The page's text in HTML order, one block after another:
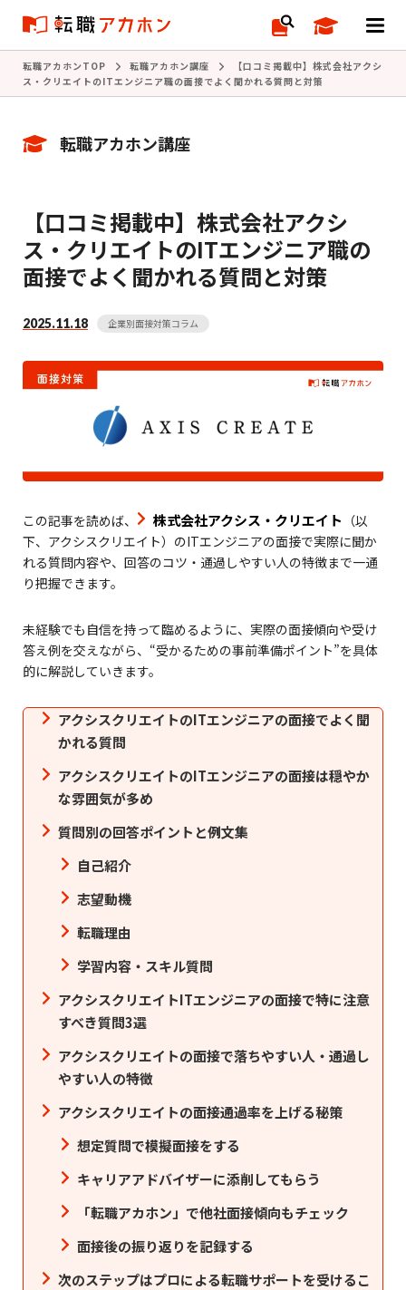
転職アカホンTOP 転職アカホン講座
【口コミ掲載中】株式会社アクシ
ス・クリエイトのITエンジニア職の面接でよく聞かれる質問と対策
転職アカホン講座
【口コミ掲載中】株式会社アクシ
ス・クリエイトのITエンジニア職の
面接でよく聞かれる質問と対策
2025.11.18 企業別面接対策コラム
この記事を読めば、 株式会社アクシス・クリエイト （以
下、アクシスクリエイト）のITエンジニアの面接で実際に聞か
れる質問内容や、回答のコツ・通過しやすい人の特徴まで一通
り把握できます。
未経験でも自信を持って臨めるように、実際の面接傾向や受け
答え例を交えながら、“受かるための事前準備ポイント”を具体
的に解説していきます。
アクシスクリエイトのITエンジニアの面接でよく聞
かれる質問
アクシスクリエイトのITエンジニアの面接は穏やか
な雰囲気が多め
質問別の回答ポイントと例文集
自己紹介
志望動機
転職理由
学習内容・スキル質問
アクシスクリエイトITエンジニアの面接で特に注意
すべき質問3選
アクシスクリエイトの面接で落ちやすい人・通過し
やすい人の特徴
アクシスクリエイトの面接通過率を上げる秘策
想定質問で模擬面接をする
キャリアアドバイザーに添削してもらう
「転職アカホン」で他社面接傾向もチェック
面接後の振り返りを記録する
次のステップはプロによる転職サポートを受けるこ